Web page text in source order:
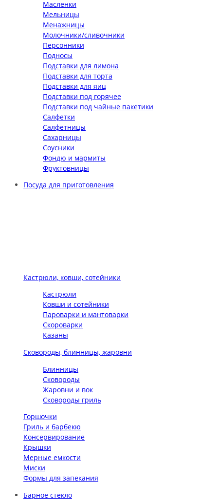
Масленки
Мельницы
Менажницы
Молочники/сливочники
Персонники
Подносы
Подставки для лимона
Подставки для торта
Подставки для яиц
Подставки под горячее
Подставки под чайные пакетики
Салфетки
Салфетницы
Сахарницы
Соусники
Фондю и мармиты
Фруктовницы
Посуда для приготовления
Кастрюли, ковши, сотейники
Кастрюли
Ковши и сотейники
Пароварки и мантоварки
Скороварки
Казаны
Сковороды, блинницы, жаровни
Блинницы
Сковороды
Жаровни и вок
Сковороды гриль
Горшочки
Гриль и барбекю
Консервирование
Крышки
Мерные емкости
Миски
Формы для запекания
Барное стекло